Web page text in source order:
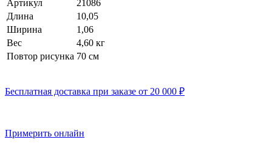
Артикул
21086
Длина
10,05
Ширина
1,06
Вес
4,60 кг
Повтор рисунка 70 см
Бесплатная доставка при заказе от 20 000 ₽
Примерить онлайн